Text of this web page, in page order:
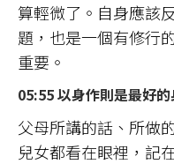
算輕微了。自身應該
題，也是一個有修行
重要。
05:55 以身作則是最好
父母所講的話、所做
兒女都看在眼裡，記